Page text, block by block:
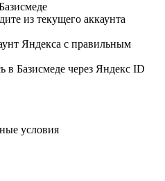
из текущего аккаунта
Яндекса с правильным
в Базисмеде через Яндекс ID
условия